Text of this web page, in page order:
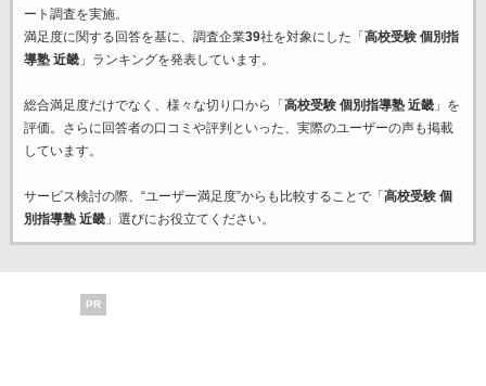
ート調査を実施。
満足度に関する回答を基に、調査企業39社を対象にした「 高校受験 個別指
導塾 近畿」ランキングを発表しています。
総合満足度だけでなく、様々な切り口から「 高校受験 個別指導塾 近畿」を
評価。さらに回答者の口コミや評判といった、実際のユーザーの声も掲載
しています。
サービス検討の際、“ユーザー満足度”からも比較することで「 高校受験 個
別指導塾 近畿」選びにお役立てください。
PR